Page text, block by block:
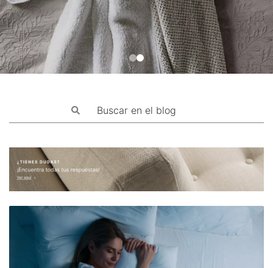
Mascotas
Columnas
Productos